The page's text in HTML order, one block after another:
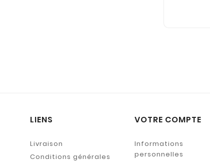
LIENS
Livraison
Conditions générales
VOTRE COMPTE
Informations
personnelles